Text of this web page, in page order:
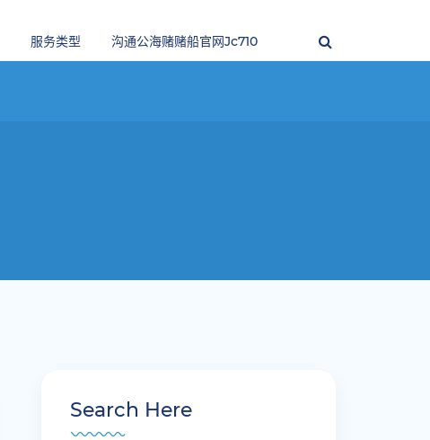
服务类型 沟通公海赌赌船官网jc710
Search Here